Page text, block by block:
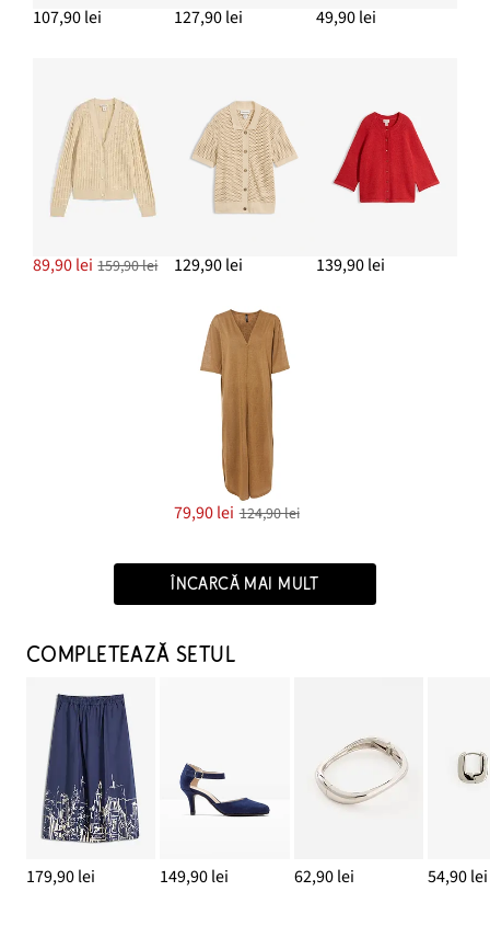
107,90 lei 127,90 lei 49,90 lei
89,90 lei 159,90 lei 129,90 lei 139,90 lei
79,90 lei 124,90 lei
ÎNCARCĂ MAI MULT
COMPLETEAZĂ SETUL
179,90 lei 149,90 lei 62,90 lei 54,90 lei